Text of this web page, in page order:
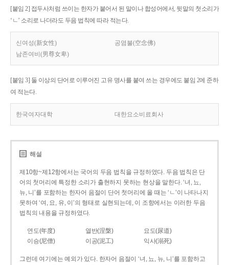
[붙임 2] 접두사처럼 쓰이는 한자가 붙어서 된 말이나 합성어에서, 뒷말의 첫소리가
‘ㄴ’ 소리로 나더라도 두음 법칙에 따라 적는다.
신여성(新女性)
공염불(空念佛)
남존여비(男尊女卑)
[붙임 3] 둘 이상의 단어로 이루어진 고유 명사를 붙여 쓰는 경우에도 붙임 2에 준하
여 적는다.
한국여자대학 대한요소비료회사
해설
제10항~제12항에서는 국어의 두음 법칙을 규정하였다. 두음 법칙은 단
어의 첫머리에 특정한 소리가 출현하지 못하는 현상을 말한다. ‘녀, 뇨,
뉴, 니’를 포함하는 한자어 음절이 단어 첫머리에 올 때는 ‘ㄴ’이 나타나지
못하여 ‘여, 요, 유, 이’의 형태로 실현되는데, 이 조항에서는 이러한 두음
법칙의 내용을 규정하였다.
연도(年度) 열반(涅槃)
요도(尿道)
이승(尼僧)
이공(泥工) 익사(溺死)
그런데 여기에는 예외가 있다. 한자어 음절이 ‘녀, 뇨, 뉴, 니’를 포함하고